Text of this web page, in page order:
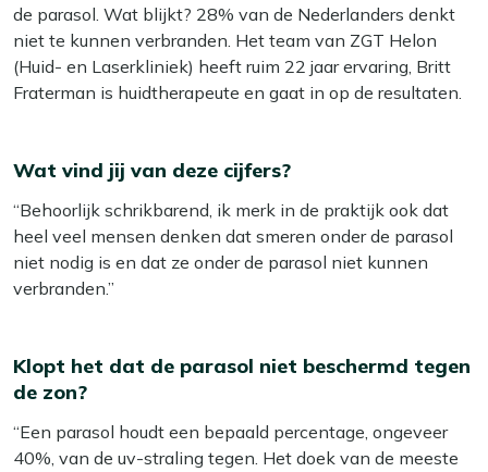
de parasol. Wat blijkt? 28% van de Nederlanders denkt
niet te kunnen verbranden. Het team van ZGT Helon
(Huid- en Laserkliniek) heeft ruim 22 jaar ervaring, Britt
Fraterman is huidtherapeute en gaat in op de resultaten.
Wat vind jij van deze cijfers?
“Behoorlijk schrikbarend, ik merk in de praktijk ook dat
heel veel mensen denken dat smeren onder de parasol
niet nodig is en dat ze onder de parasol niet kunnen
verbranden.”
Klopt het dat de parasol niet beschermd tegen
de zon?
“Een parasol houdt een bepaald percentage, ongeveer
40%, van de uv-straling tegen. Het doek van de meeste